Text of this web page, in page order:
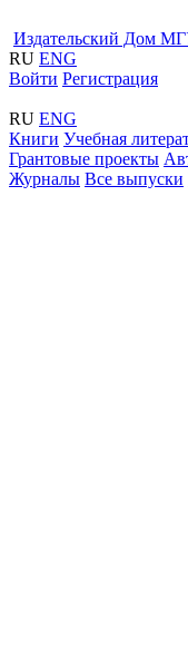
Издательский Дом
RU ENG
Войти Регистрация
RU ENG
Книги Учебная
Грантовые проекты
Журналы Все выпуски